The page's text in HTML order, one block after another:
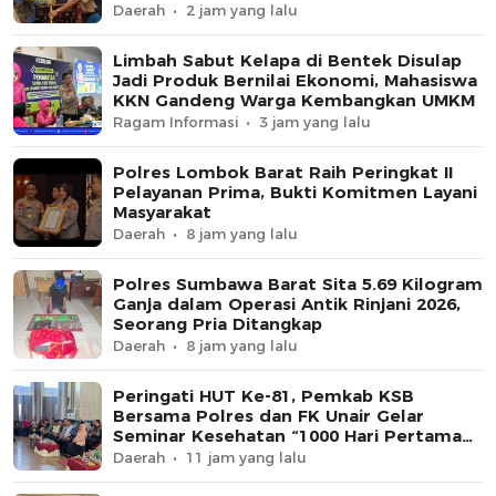
Daerah 2 jam yang lalu
Limbah Sabut Kelapa di Bentek Disulap
Jadi Produk Bernilai Ekonomi, Mahasiswa
KKN Gandeng Warga Kembangkan UMKM
Ragam Informasi 3 jam yang lalu
Polres Lombok Barat Raih Peringkat II
Pelayanan Prima, Bukti Komitmen Layani
Masyarakat
Daerah 8 jam yang lalu
Polres Sumbawa Barat Sita 5.69 Kilogram
Ganja dalam Operasi Antik Rinjani 2026,
Seorang Pria Ditangkap
Daerah 8 jam yang lalu
Peringati HUT Ke-81, Pemkab KSB
Bersama Polres dan FK Unair Gelar
Seminar Kesehatan “1000 Hari Pertama
Kehidupan”
Daerah 11 jam yang lalu